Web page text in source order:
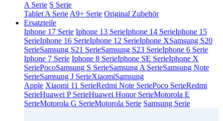
A Serie S Serie
Tablet A Serie A9+ Serie Original Zubehör
Ersatzteile
Iphone 17 Serie Iphone 13 SerieIphone 14 SerieIphone 15
SerieIphone 16 SerieIphone 12 SerieIphone XSamsung S20
SerieSamsung S21 SerieSamsung S23 SerieIphone 6 Serie
Iphone 7 Serie Iphone 8 SerieIphone SE SerieIphone X
SeriePocoSamsung S SerieSamsung A SerieSamsung Note
SerieSamsung J SerieXiaomiSamsung
Apple Xiaomi 11 SerieRedmi Note SeriePoco SerieRedmi
SerieHuawei P SerieHuawei Honor SerieMotorola E
SerieMotorola G SerieMotorola Serie Samsung Serie